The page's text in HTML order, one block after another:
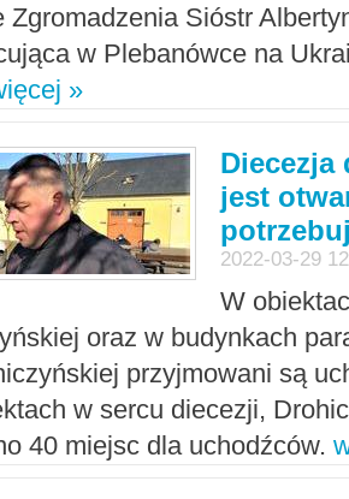
Zgromadzenia Sióstr
w Plebanówce na
»
Diecezja
jest
2022-03-29
W
oraz w budynkach
przyjmowani są
w sercu diecezji,
40 miejsc dla uchodźców.